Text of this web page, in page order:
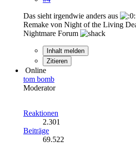
Das sieht irgendwie anders aus
Remake von Night of the Living
Nightmare Forum
Inhalt melden
Zitieren
Online
tom bomb
Moderator
Reaktionen
2.301
Beiträge
69.522